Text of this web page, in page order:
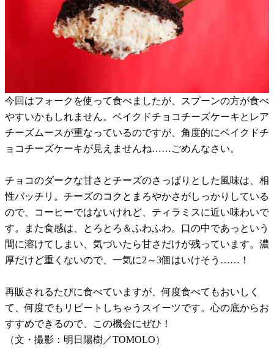
今回はフォークを使って食べましたが、スプーンの方が食べ
やすいかもしれません。ベイクドチョコチーズケーキとレア
チーズムースが重なっているのですが、角度的にベイクドチ
ョコチーズケーキが見えませんね……ごめんなさい。
チョコのダークな甘さとチーズのさっぱりとした風味は、相
性バッチリ。チーズのコクとまろやかさがしっかりしている
ので、コーヒーではないけれど、ティラミスに近い味わいで
す。また食感は、とろとろ＆ふわふわ。口の中であっという
間に溶けてしまい、気づいたら甘さだけが残っています。濃
厚だけど重くないので、一気に2～3個はいけそう……！
再販されるたびに食べていますが、何度食べてもおいしく
て、何度でもリピートしちゃうスイーツです。心の底からお
すすめできるので、この機会にぜひ！
（文・撮影：明日陽樹／TOMOLO）